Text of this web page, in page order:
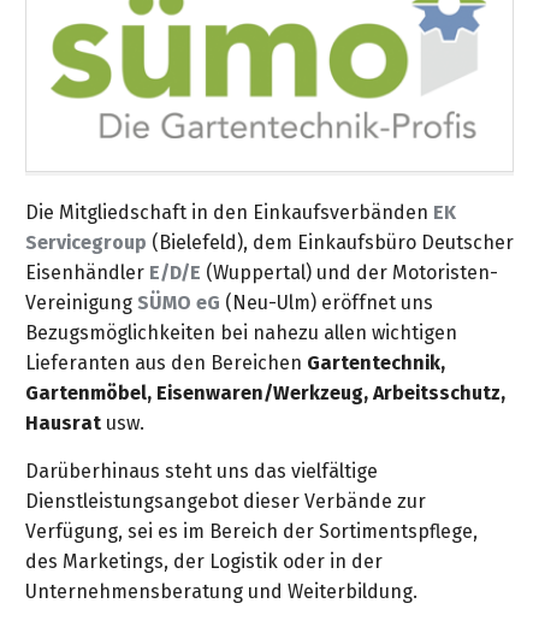
Die Mitgliedschaft in den Einkaufsverbänden EK
Servicegroup (Bielefeld), dem Einkaufsbüro Deutscher
Eisenhändler E/D/E (Wuppertal) und der Motoristen-
VereinigungSÜMO eG (Neu-Ulm) eröffnet uns
Bezugsmöglichkeiten bei nahezu allen wichtigen
Lieferanten aus den Bereichen Gartentechnik,
Gartenmöbel, Eisenwaren/Werkzeug, Arbeitsschutz,
Hausrat usw.
Darüberhinaus steht uns das vielfältige
Dienstleistungsangebot dieser Verbände zur
Verfügung, sei es im Bereich der Sortimentspflege,
des Marketings, der Logistik oder in der
Unternehmensberatung und Weiterbildung.